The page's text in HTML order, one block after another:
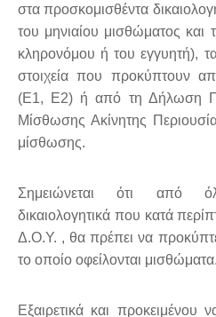
στα προσκομισθέντα
του μηνιαίου μισθώματος και
κληρονόμου ή του εγγυητή),
στοιχεία που προκύπτουν
(Ε1, Ε2) ή από τη Δήλωση
Μίσθωσης Ακίνητης
μίσθωσης.
Σημειώνεται ότι από
δικαιολογητικά που κατά
Δ.Ο.Υ. , θα πρέπει να
το οποίο οφείλονται μισθώματα.
Εξαιρετικά και προκειμένου